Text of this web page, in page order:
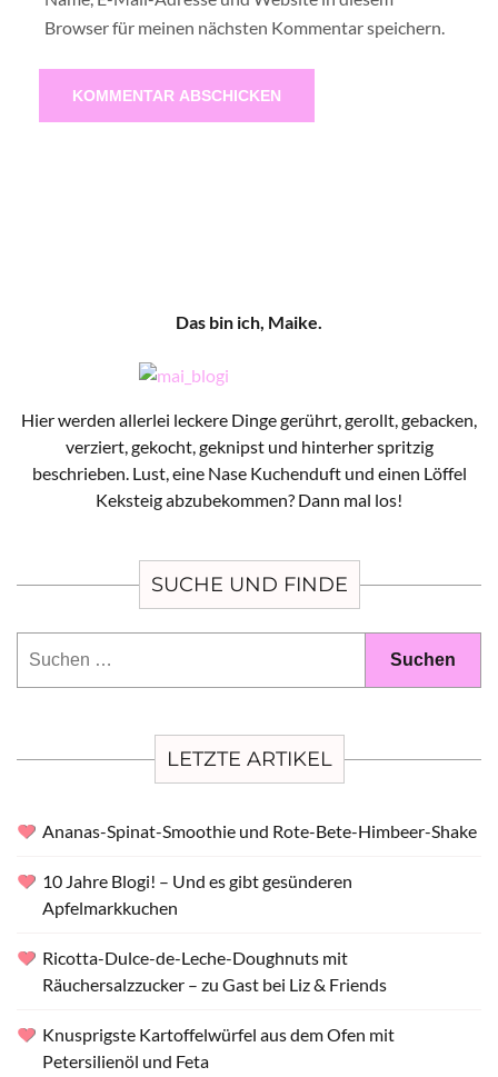
Browser für meinen nächsten Kommentar speichern.
Das bin ich, Maike.
Hier werden allerlei leckere Dinge gerührt, gerollt, gebacken,
verziert, gekocht, geknipst und hinterher spritzig
beschrieben. Lust, eine Nase Kuchenduft und einen Löffel
Keksteig abzubekommen? Dann mal los!
SUCHE UND FINDE
LETZTE ARTIKEL
Ananas-Spinat-Smoothie und Rote-Bete-Himbeer-Shake
10 Jahre Blogi! – Und es gibt gesünderen
Apfelmarkkuchen
Ricotta-Dulce-de-Leche-Doughnuts mit
Räuchersalzzucker – zu Gast bei Liz & Friends
Knusprigste Kartoffelwürfel aus dem Ofen mit
Petersilienöl und Feta